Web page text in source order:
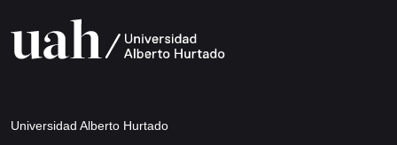
Universidad Alberto Hurtado